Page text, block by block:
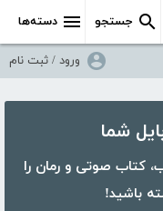
دسته‌ها جستجو
ورود / ثبت نام
کتابراه، بیش از ۵۰،۰۰۰ کتاب، کتاب صوتی و رمان را
باشید!